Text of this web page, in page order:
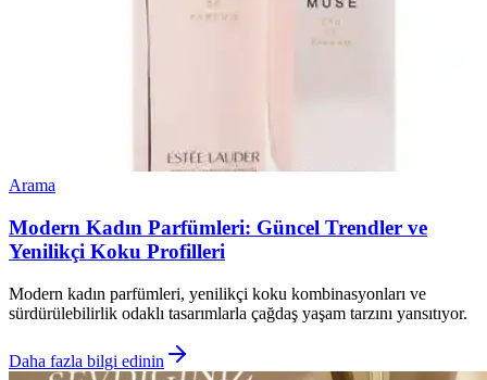
Arama
Modern Kadın Parfümleri: Güncel Trendler ve
Yenilikçi Koku Profilleri
Modern kadın parfümleri, yenilikçi koku kombinasyonları ve
sürdürülebilirlik odaklı tasarımlarla çağdaş yaşam tarzını yansıtıyor.
Daha fazla bilgi edinin